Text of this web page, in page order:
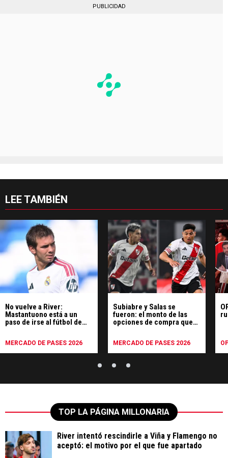
PUBLICIDAD
LEE TAMBIÉN
No vuelve a River:
Mastantuono está a un
paso de irse al fútbol de
MERCADO DE PASES 2026
Subiabre y Salas se
fueron: el monto de las
opciones de compra que
MERCADO DE PASES 2026
TOP LA PÁGINA MILLONARIA
River intentó rescindirle a Viña y Flamengo no
aceptó: el motivo por el que fue apartado